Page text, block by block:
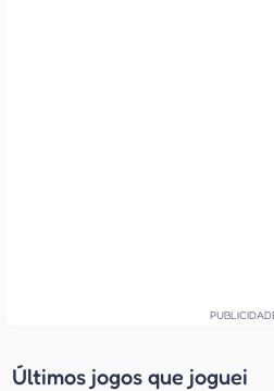
Últimos jogos que joguei